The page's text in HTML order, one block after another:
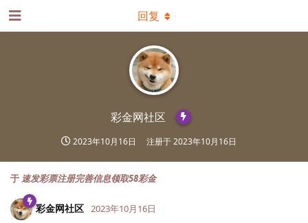
彩金网社区
2023年10月16日 注册于2023年10月16日
回复
于速发彩票注册完善信息领取58彩金
彩金网社区 2023年10月16日